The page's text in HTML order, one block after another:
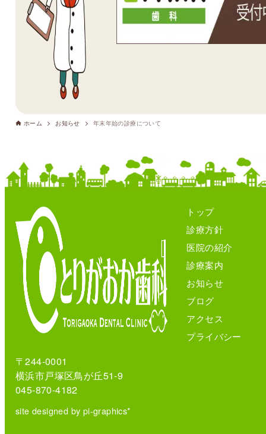
ホーム お知らせ 年末年始の診療について
〒244-0001
横浜市戸塚区鳥が丘51-9
045-870-4182
site designed by pi-graphics*
トップ
診療方針
医院の紹介
診療案内
お知らせ
ブログ
アクセス
プライバシー